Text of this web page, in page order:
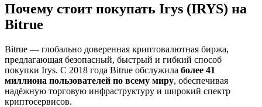
Share 500000 CASHCAT prize pool
Exclusive for BitMart Users
Register & Trade to Win 500,000 USDT
Почему стоит покупать Irys (IRYS) на
Bitrue
Bitrue — глобально доверенная криптовалютная биржа,
предлагающая безопасный, быстрый и гибкий способ
покупки Irys. С 2018 года Bitrue обслужила более 41
миллиона пользователей по всему миру, обеспечивая
надёжную торговую инфраструктуру и широкий спектр
криптосервисов.